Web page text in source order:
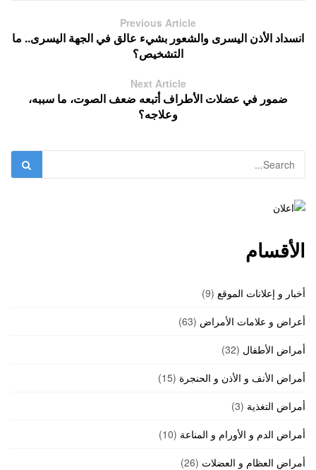
Previous Article
انسداد الأذن اليسرى والشعور بشيء عالق في الجهة اليسرى.. ما
التشخيص؟
Next Article
ضمور في عضلات الأطراف أتبعه ضعف الصوت، ما سببه،
وعلاجه؟
الأقسام
أخبار و إعلانات الموقع (9)
أعراض و علامات الأمراض (63)
أمراض الأطفال (32)
أمراض الأنف و الأذن و الحنجرة (15)
أمراض التغذية (3)
أمراض الدم و الأورام و المناعة (10)
أمراض العظام و العضلات (26)